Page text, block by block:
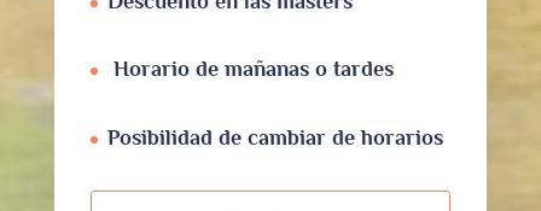
Horario de mañanas o tardes
Posibilidad de cambiar de horarios